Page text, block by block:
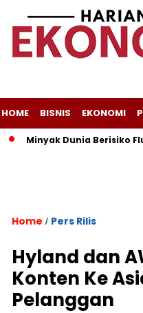
HOME BISNIS EKONOMI
Minyak Dunia Berisiko
Home / Pers Rilis
Hyland dan
Konten Ke
Pelanggan